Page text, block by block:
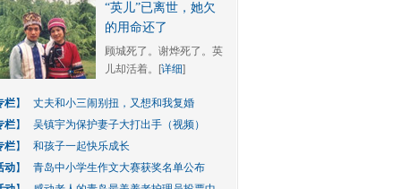
“英儿”已离世，她欠
的用命还了
顾城死了。谢烨死了。英
儿却活着。[详细]
栏】
丈夫和小三闹别扭，又想和我复婚
栏】
吴镇宇为保护妻子大打出手（视频）
栏】
和孩子一起快乐成长
动】
青岛中小学生作文大赛获奖名单公布